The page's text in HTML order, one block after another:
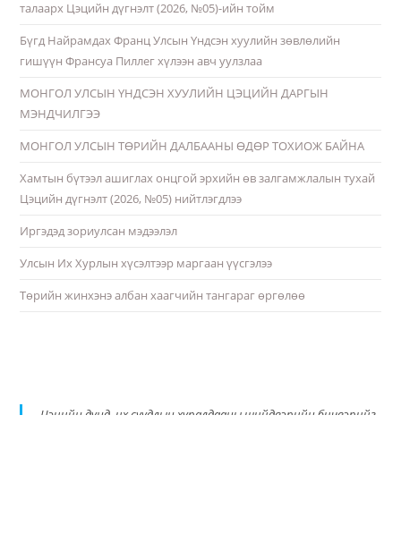
талаарх Цэцийн дүгнэлт (2026, №05)-ийн тойм
Бүгд Найрамдах Франц Улсын Үндсэн хуулийн зөвлөлийн
гишүүн Франсуа Пиллег хүлээн авч уулзлаа
МОНГОЛ УЛСЫН ҮНДСЭН ХУУЛИЙН ЦЭЦИЙН ДАРГЫН
МЭНДЧИЛГЭЭ
МОНГОЛ УЛСЫН ТӨРИЙН ДАЛБААНЫ ӨДӨР ТОХИОЖ БАЙНА
Хамтын бүтээл ашиглах онцгой эрхийн өв залгамжлалын тухай
Цэцийн дүгнэлт (2026, №05) нийтлэгдлээ
Иргэдэд зориулсан мэдээлэл
Улсын Их Хурлын хүсэлтээр маргаан үүсгэлээ
Төрийн жинхэнэ албан хаагчийн тангараг өргөлөө
Цэцийн дунд, их суудлын хуралдааны шийдвэрийн бичвэрийг